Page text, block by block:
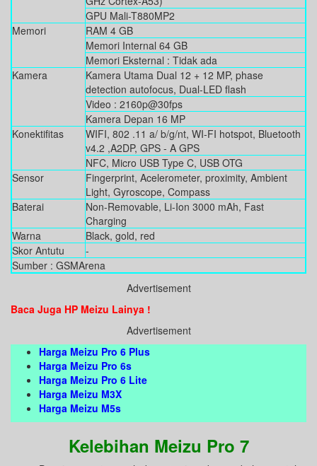
GPU Mali-T880MP2
Memori
RAM 4 GB
Memori Internal 64 GB
Memori Eksternal : Tidak ada
Kamera
Kamera Utama Dual 12 + 12 MP, phase
detection autofocus, Dual-LED flash
Video : 2160p@30fps
Kamera Depan 16 MP
Konektifitas
WIFI, 802 .11 a/ b/g/nt, WI-FI hotspot, Bluetooth
v4.2 ,A2DP, GPS - A GPS
NFC, Micro USB Type C, USB OTG
Sensor
Fingerprint, Acelerometer, proximity, Ambient
Light, Gyroscope, Compass
Baterai
Non-Removable, Li-Ion 3000 mAh, Fast
Charging
Warna
Black, gold, red
Skor Antutu
-
Sumber : GSMArena
Advertisement
Baca Juga HP Meizu Lainya !
Advertisement
Harga Meizu Pro 6 Plus
Harga Meizu Pro 6s
Harga Meizu Pro 6 Lite
Harga Meizu M3X
Harga Meizu M5s
Kelebihan Meizu Pro 7